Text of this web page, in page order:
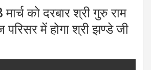
को दरबार श्री गुरु राम
परिसर में होगा श्री झण्डे जी